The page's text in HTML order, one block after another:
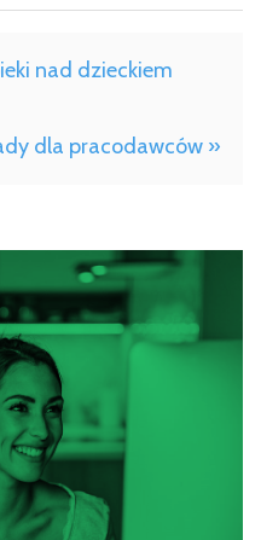
nad dzieckiem
dla pracodawców »